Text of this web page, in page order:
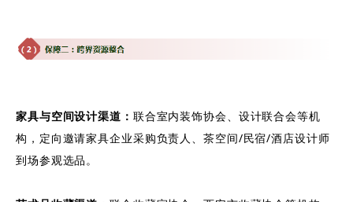
家具与空间设计渠道： 联合室内装饰协会、设计联合会等机
构，定向邀请家具企业采购负责人、茶空间/民宿/酒店设计师
到场参观选品。